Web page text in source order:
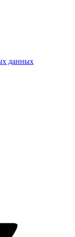
данных